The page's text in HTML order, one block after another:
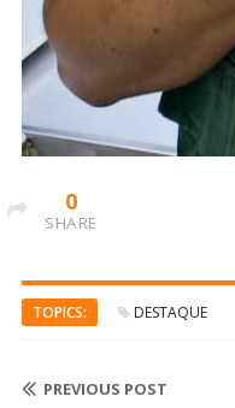
0
SHARE
TOPICS: DESTAQUE
PREVIOUS POST